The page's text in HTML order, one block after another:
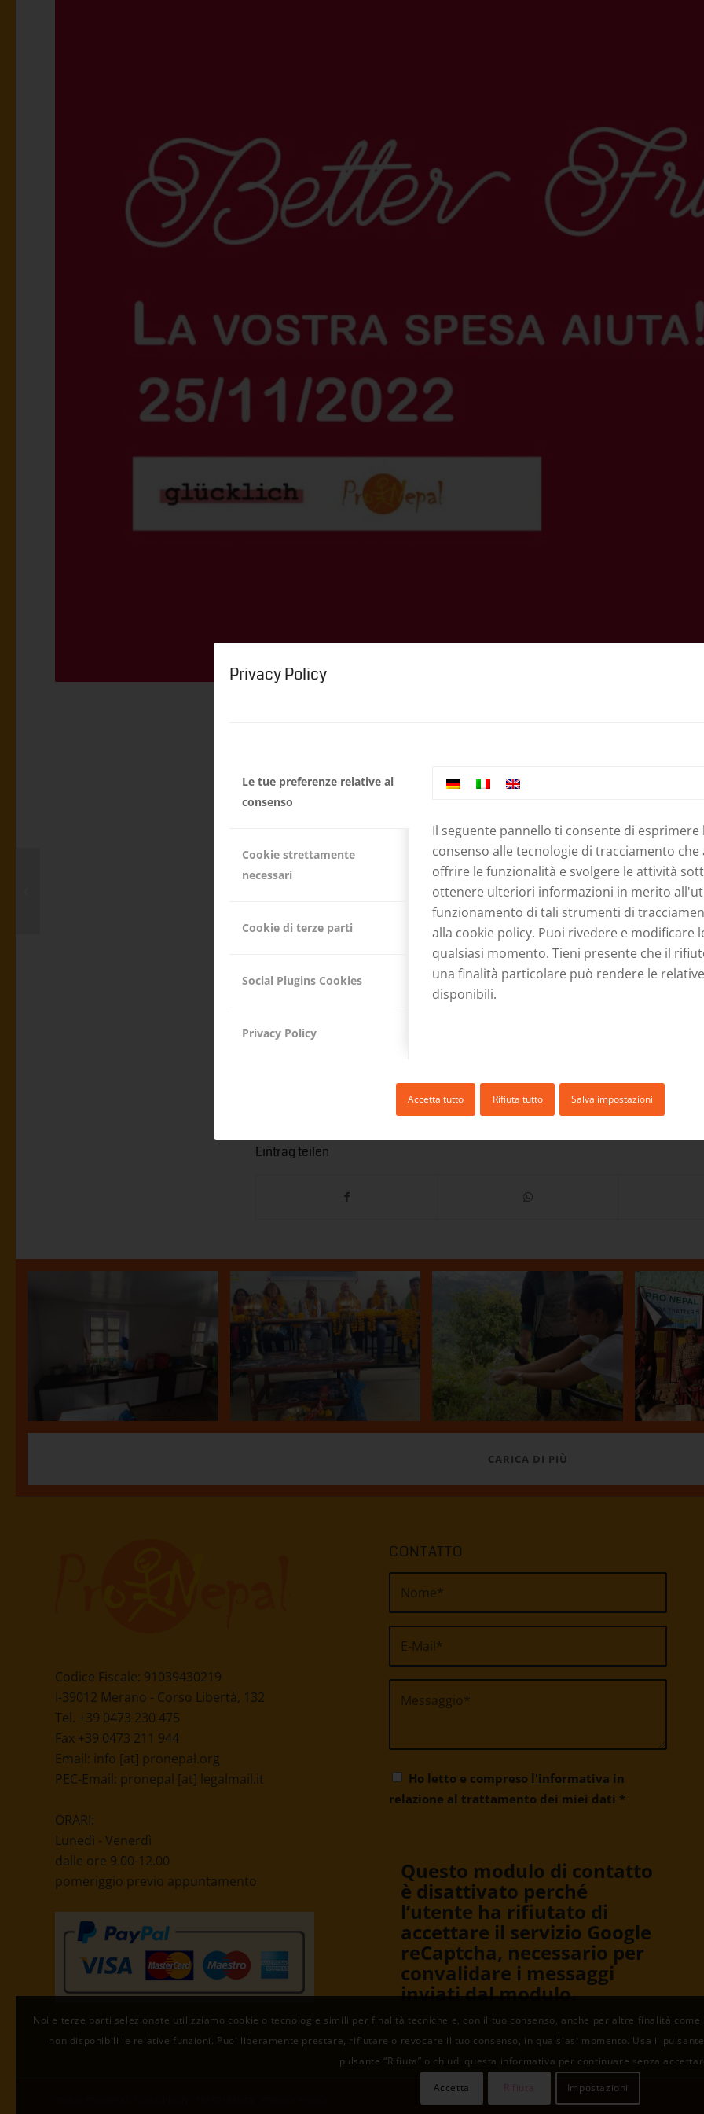
Privacy Policy
Le tue preferenze relative al
consenso
Cookie strettamente
necessari
Cookie di terze parti
Social Plugins Cookies
Privacy Policy
Il seguente pannello ti consente di
consenso alle tecnologie di tracciamento
offrire le funzionalità e svolgere le attività
ottenere ulteriori informazioni in merito
funzionamento di tali strumenti di
alla cookie policy. Puoi rivedere e modificare
qualsiasi momento. Tieni presente che il
una finalità particolare può rendere le
disponibili.
Accetta tutto Rifiuta tutto Salva impostazioni
La vostra spesa aiuta!
25/11/2022
Prendiamo la mania dello shopping del Black Friday e la rendiamo
La nostra donazione va a ProNepal per sostenere i bambini in
difficili e li sosteniamo per la scuola, il cibo e casa.
www.glücklich.it
Merano, Via delle Corse 71
info@gluecklich.it
Eintrag teilen
un’infermiera a
Thamo
24.05.2023
Viaggio di alcuni
membri di
ProNEpal autunno
2018
Visita a Tipchok
12.04.2018
CARICA DI PIÙ
Codice Fiscale: 91039430219
I-39012 Merano - Corso Libertà, 132
Tel. +39 0473 230 475
Fax +39 0473 211 944
Email: info [at] pronepal.org
PEC-Email: pronepal [at] legalmail.it
ORARI:
Lunedì - Venerdì
dalle ore 9.00-12.00
pomeriggio previo appuntamento
CONTATTO
Ho letto e compreso l'informativa in
relazione al trattamento dei miei dati *
Questo modulo di contatto
è disattivato perché
l’utente ha rifiutato di
accettare il servizio Google
reCaptcha, necessario per
convalidare i messaggi
inviati dal modulo.
Noi e terze parti selezionate utilizziamo cookie o tecnologie simili per finalità tecniche e, con il tuo consenso, anche per altre finalità come
non disponibili le relative funzioni. Puoi liberamente prestare, rifiutare o revocare il tuo consenso, in qualsiasi momento. Usa il
pulsante “Rifiuta” o chiudi questa informativa per continuare senza
Accetta Rifiuta Impostazioni